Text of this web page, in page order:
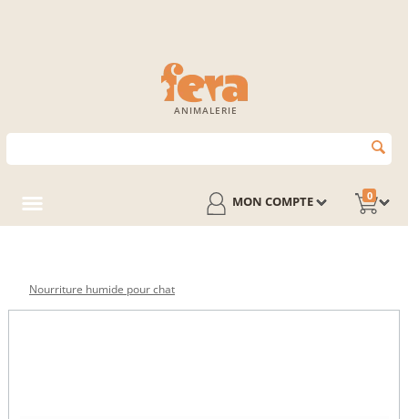
ANIMALERIE
0
MON COMPTE
Nourriture humide pour chat